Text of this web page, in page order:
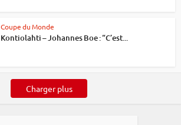
Coupe du Monde
Kontiolahti – Johannes Boe : “C’est...
Charger plus